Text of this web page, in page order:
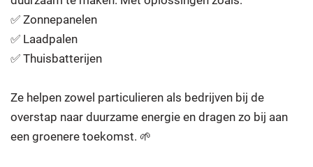
✅ Zonnepanelen
✅ Laadpalen
✅ Thuisbatterijen
Ze helpen zowel particulieren als bedrijven bij de
overstap naar duurzame energie en dragen zo bij aan
een groenere toekomst. 🌱